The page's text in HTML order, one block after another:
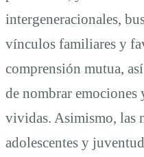
intergeneracionales,
vínculos familiares y
comprensión mutua,
de nombrar
vividas. Asimismo, las
adolescentes y